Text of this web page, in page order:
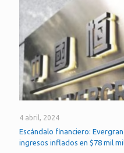
4 abril, 2024
Escándalo financiero:
ingresos inflados en $78 mil